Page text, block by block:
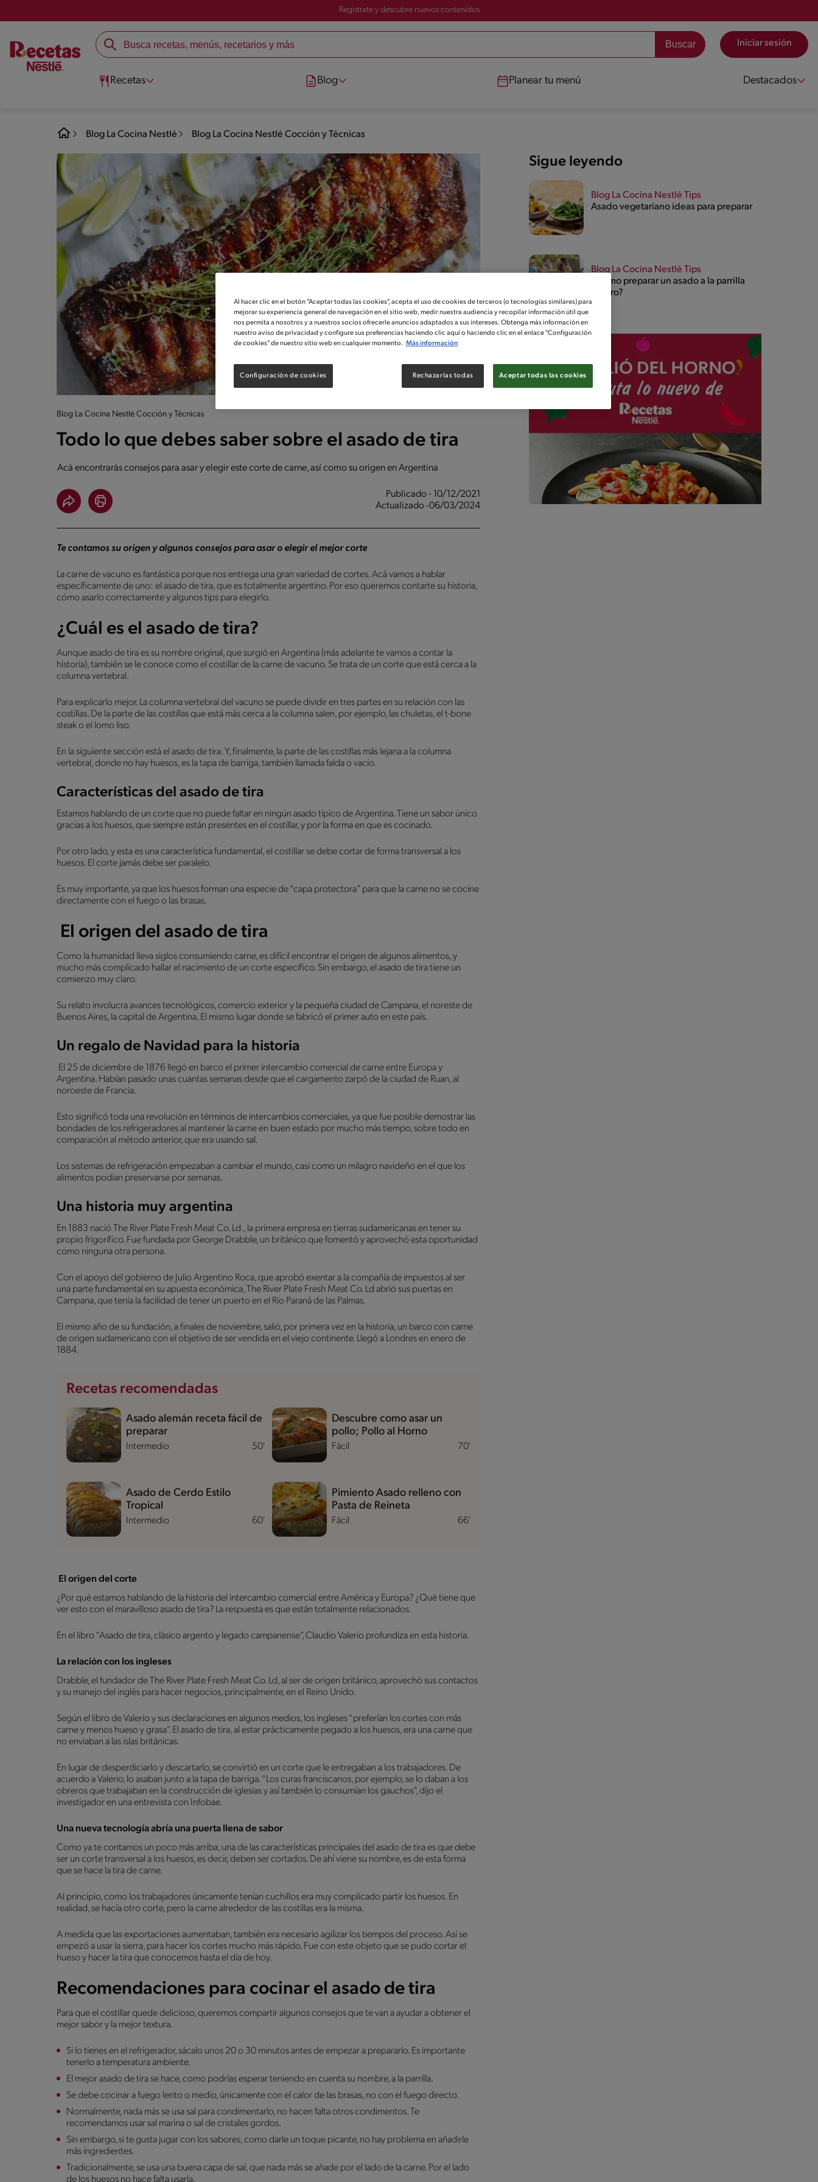
Registrate y descubre nuevos contenidos
Iniciar sesión
Recetas Blog Planear tu menú Destacados
Blog La Cocina Nestlé Blog La Cocina Nestlé Cocción y Técnicas
Blog La Cocina Nestlé Cocción y Técnicas
Todo lo que debes saber sobre el asado de tira
Acá encontrarás consejos para asar y elegir este corte de carne, así como su origen en Argentina
Publicado - 10/12/2021
Actualizado -06/03/2024
Te contamos su origen y algunos consejos para asar o elegir el mejor corte
La carne de vacuno es fantástica porque nos entrega una gran variedad de cortes. Acá vamos a hablar
específicamente de uno: el asado de tira, que es totalmente argentino. Por eso queremos contarte su historia,
cómo asarlo correctamente y algunos tips para elegirlo.
¿Cuál es el asado de tira?
Aunque asado de tira es su nombre original, que surgió en Argentina (más adelante te vamos a contar la
historia), también se le conoce como el costillar de la carne de vacuno. Se trata de un corte que está cerca a la
columna vertebral.
Para explicarlo mejor. La columna vertebral del vacuno se puede dividir en tres partes en su relación con las
costillas. De la parte de las costillas que está más cerca a la columna salen, por ejemplo, las chuletas, el t-bone
steak o el lomo liso.
En la siguiente sección está el asado de tira. Y, finalmente, la parte de las costillas más lejana a la columna
vertebral, donde no hay huesos, es la tapa de barriga, también llamada falda o vacío.
Características del asado de tira
Estamos hablando de un corte que no puede faltar en ningún asado típico de Argentina. Tiene un sabor único
gracias a los huesos, que siempre están presentes en el costillar, y por la forma en que es cocinado.
Por otro lado, y esta es una característica fundamental, el costillar se debe cortar de forma transversal a los
huesos. El corte jamás debe ser paralelo.
Es muy importante, ya que los huesos forman una especie de “capa protectora” para que la carne no se cocine
directamente con el fuego o las brasas.
El origen del asado de tira
Como la humanidad lleva siglos consumiendo carne, es difícil encontrar el origen de algunos alimentos, y
mucho más complicado hallar el nacimiento de un corte específico. Sin embargo, el asado de tira tiene un
comienzo muy claro.
Su relato involucra avances tecnológicos, comercio exterior y la pequeña ciudad de Campana, el noreste de
Buenos Aires, la capital de Argentina. El mismo lugar donde se fabricó el primer auto en este país.
Un regalo de Navidad para la historia
El 25 de diciembre de 1876 llegó en barco el primer intercambio comercial de carne entre Europa y
Argentina. Habían pasado unas cuantas semanas desde que el cargamento zarpó de la ciudad de Ruan, al
noroeste de Francia.
Esto significó toda una revolución en términos de intercambios comerciales, ya que fue posible demostrar las
bondades de los refrigeradores al mantener la carne en buen estado por mucho más tiempo, sobre todo en
comparación al método anterior, que era usando sal.
Los sistemas de refrigeración empezaban a cambiar el mundo, casi como un milagro navideño en el que los
alimentos podían preservarse por semanas.
Una historia muy argentina
En 1883 nació The River Plate Fresh Meat Co. Ld., la primera empresa en tierras sudamericanas en tener su
propio frigorífico. Fue fundada por George Drabble, un británico que fomentó y aprovechó esta oportunidad
como ninguna otra persona.
Con el apoyo del gobierno de Julio Argentino Roca, que aprobó exentar a la compañía de impuestos al ser
una parte fundamental en su apuesta económica, The River Plate Fresh Meat Co. Ld abrió sus puertas en
Campana, que tenía la facilidad de tener un puerto en el Río Paraná de las Palmas.
El mismo año de su fundación, a finales de noviembre, salió, por primera vez en la historia, un barco con carne
de origen sudamericano con el objetivo de ser vendida en el viejo continente. Llegó a Londres en enero de
1884.
Recetas recomendadas
Intermedio 50'
Asado alemán receta fácil de
preparar
Fácil 70'
Descubre como asar un
pollo; Pollo al Horno
Intermedio 60'
Asado de Cerdo Estilo
Tropical
Fácil 66'
Pimiento Asado relleno con
Pasta de Reineta
El origen del corte
¿Por qué estamos hablando de la historia del intercambio comercial entre América y Europa? ¿Qué tiene que
ver esto con el maravilloso asado de tira? La respuesta es que están totalmente relacionados.
En el libro “Asado de tira, clásico argento y legado campanense”, Claudio Valerio profundiza en esta historia.
La relación con los ingleses
Drabble, el fundador de The River Plate Fresh Meat Co. Ld, al ser de origen británico, aprovechó sus contactos
y su manejo del inglés para hacer negocios, principalmente, en el Reino Unido.
Según el libro de Valerio y sus declaraciones en algunos medios, los ingleses “preferían los cortes con más
carne y menos hueso y grasa”. El asado de tira, al estar prácticamente pegado a los huesos, era una carne que
no enviaban a las islas británicas.
En lugar de desperdiciarlo y descartarlo, se convirtió en un corte que le entregaban a los trabajadores. De
acuerdo a Valerio, lo asaban junto a la tapa de barriga. “Los curas franciscanos, por ejemplo, se lo daban a los
obreros que trabajaban en la construcción de iglesias y así también lo consumían los gauchos", dijo el
investigador en una entrevista con Infobae.
Una nueva tecnología abría una puerta llena de sabor
Como ya te contamos un poco más arriba, una de las características principales del asado de tira es que debe
ser un corte transversal a los huesos, es decir, deben ser cortados. De ahí viene su nombre, es de esta forma
que se hace la tira de carne.
Al principio, como los trabajadores únicamente tenían cuchillos era muy complicado partir los huesos. En
realidad, se hacía otro corte, pero la carne alrededor de las costillas era la misma.
A medida que las exportaciones aumentaban, también era necesario agilizar los tiempos del proceso. Así se
empezó a usar la sierra, para hacer los cortes mucho más rápido. Fue con este objeto que se pudo cortar el
hueso y hacer la tira que conocemos hasta el día de hoy.
Recomendaciones para cocinar el asado de tira
Para que el costillar quede delicioso, queremos compartir algunos consejos que te van a ayudar a obtener el
mejor sabor y la mejor textura.
Si lo tienes en el refrigerador, sácalo unos 20 o 30 minutos antes de empezar a prepararlo. Es importante
tenerlo a temperatura ambiente.
El mejor asado de tira se hace, como podrías esperar teniendo en cuenta su nombre, a la parrilla.
Se debe cocinar a fuego lento o medio, únicamente con el calor de las brasas, no con el fuego directo.
Normalmente, nada más se usa sal para condimentarlo, no hacen falta otros condimentos. Te
recomendamos usar sal marina o sal de cristales gordos.
Sin embargo, si te gusta jugar con los sabores, como darle un toque picante, no hay problema en añadirle
más ingredientes.
Tradicionalmente, se usa una buena capa de sal, que nada más se añade por el lado de la carne. Por el lado
de los huesos no hace falta usarla.
Sigue leyendo
Blog La Cocina Nestlé Tips
Asado vegetariano ideas para preparar
Blog La Cocina Nestlé Tips
¿Cómo preparar un asado a la parrilla
casero?
Al hacer clic en el botón "Aceptar todas las cookies", acepta el uso de cookies de terceros (o tecnologías similares) para
mejorar su experiencia general de navegación en el sitio web, medir nuestra audiencia y recopilar información útil que
nos permita a nosotros y a nuestros socios ofrecerle anuncios adaptados a sus intereses. Obtenga más información en
nuestro aviso de privacidad y configure sus preferencias haciendo clic aquí o haciendo clic en el enlace "Configuración
de cookies" de nuestro sitio web en cualquier momento. Más información
Rechazarlas todas Aceptar todas las cookies
Configuración de cookies